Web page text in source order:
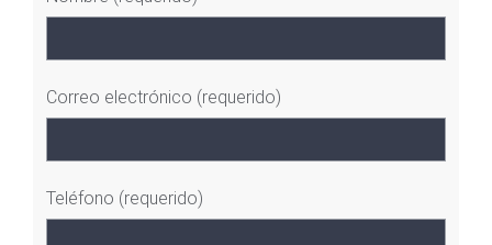
Correo electrónico (requerido)
Teléfono (requerido)